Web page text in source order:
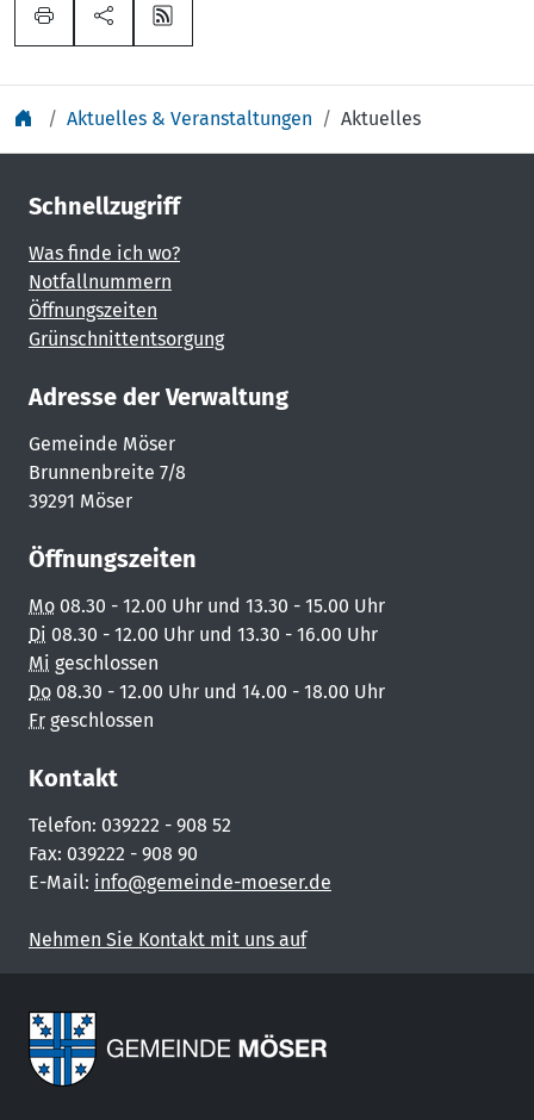
Aktuelles & Veranstaltungen Aktuelles
Schnellzugriff
Was finde ich wo?
Notfallnummern
Öffnungszeiten
Grünschnittentsorgung
Adresse der Verwaltung
Gemeinde Möser
Brunnenbreite 7/8
39291 Möser
Öffnungszeiten
Mo 08.30 - 12.00 Uhr und 13.30 - 15.00 Uhr
Di 08.30 - 12.00 Uhr und 13.30 - 16.00 Uhr
Mi geschlossen
Do 08.30 - 12.00 Uhr und 14.00 - 18.00 Uhr
Fr geschlossen
Kontakt
Telefon: 039222 - 908 52
Fax: 039222 - 908 90
E-Mail: info@gemeinde-moeser.de
Nehmen Sie Kontakt mit uns auf